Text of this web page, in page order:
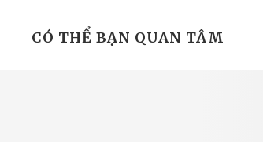
CÓ THỂ BẠN QUAN TÂM